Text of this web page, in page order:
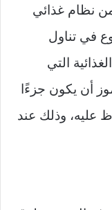
نظام غذائي
في تناول
التي
أن يكون جزءًا
عليه، وذلك عند